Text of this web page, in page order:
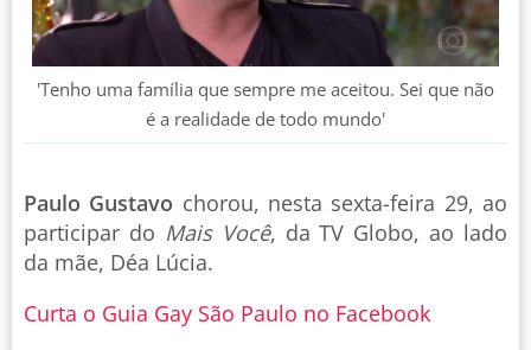
'Tenho uma família que sempre me aceitou. Sei que não
é a realidade de todo mundo'
Paulo Gustavo chorou, nesta sexta-feira 29, ao
participar do Mais Você, da TV Globo, ao lado
da mãe, Déa Lúcia.
Curta o Guia Gay São Paulo no Facebook